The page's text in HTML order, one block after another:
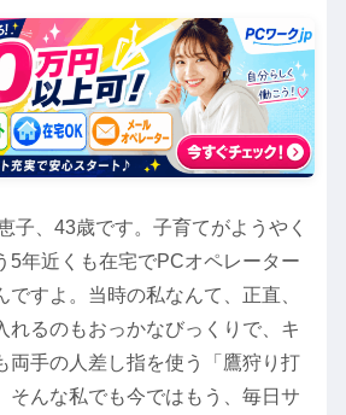
子、43歳です。子育てがようやく
5年近くも在宅でPCオペレーター
すよ。当時の私なんて、正直、
れるのもおっかなびっくりで、キ
両手の人差し指を使う「鷹狩り打
そんな私でも今ではもう、毎日サ